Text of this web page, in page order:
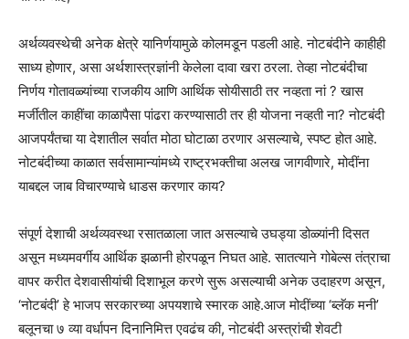
अर्थव्यवस्थेची अनेक क्षेत्रे यानिर्णयामुळे कोलमडून पडली आहे. नोटबंदीने काहीही
साध्य होणार, असा अर्थशास्त्रज्ञांनी केलेला दावा खरा ठरला. तेव्हा नोटबंदीचा
निर्णय गोतावळ्यांच्या राजकीय आणि आर्थिक सोयीसाठी तर नव्हता नां ? खास
मर्जीतील काहींचा काळापैसा पांढरा करण्यासाठी तर ही योजना नव्हती ना? नोटबंदी
आजपर्यंतचा या देशातील सर्वात मोठा घोटाळा ठरणार असल्याचे, स्पष्ट होत आहे.
नोटबंदीच्या काळात सर्वसामान्यांमध्ये राष्ट्रभक्तीचा अलख जागवीणारे, मोदींना
याबद्दल जाब विचारण्याचे धाडस करणार काय?
संपूर्ण देशाची अर्थव्यवस्था रसातळाला जात असल्याचे उघड्या डोळ्यांनी दिसत
असून मध्यमवर्गीय आर्थिक झळानी होरपळून निघत आहे. सातत्याने गोबेल्स तंत्राचा
वापर करीत देशवासीयांची दिशाभूल करणे सुरू असल्याची अनेक उदाहरण असून,
‘नोटबंदी’ हे भाजप सरकारच्या अपयशाचे स्मारक आहे.आज मोदींच्या ‘ब्लॅक मनी’
बलूनचा ७ व्या वर्धापन दिनानिमित्त एवढंच की, नोटबंदी अस्त्रांची शेवटी